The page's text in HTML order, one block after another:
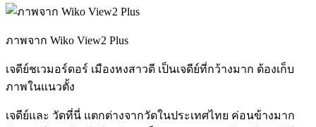
ภาพจาก Wiko View2 Plus
เจดีย์ชเวมอร์ดอร์ เมืองหงสาวดี เป็นเจดีย์ที่กว้างมาก ต้องเก็บ
ภาพในแนวตั้ง
เจดีย์และ วัดที่นี่ แตกต่างจากวัดในประเทศไทย ค่อนข้างมาก